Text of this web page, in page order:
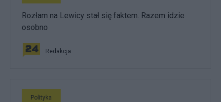
Rozłam na Lewicy stał się faktem. Razem idzie
osobno
Redakcja
Polityka